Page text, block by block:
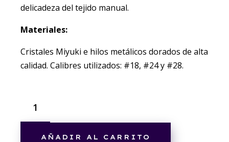
delicadeza del tejido manual.
Materiales:
Cristales Miyuki e hilos metálicos dorados de alta
calidad. Calibres utilizados: #18, #24 y #28.
AÑADIR AL CARRITO